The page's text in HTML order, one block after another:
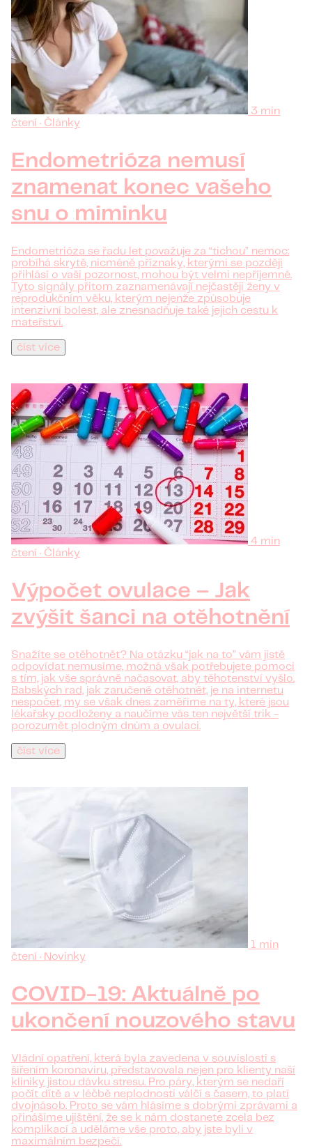
3 min
čtení · Články
Endometrióza nemusí
znamenat konec vašeho
snu o miminku
Endometrióza se řadu let považuje za “tichou” nemoc:
probíhá skrytě, nicméně příznaky, kterými se později
přihlásí o vaši pozornost, mohou být velmi nepříjemné.
Tyto signály přitom zaznamenávají nejčastěji ženy v
reprodukčním věku, kterým nejenže způsobuje
intenzivní bolest, ale znesnadňuje také jejich cestu k
mateřství.
číst více
4 min
čtení · Články
Výpočet ovulace – Jak
zvýšit šanci na otěhotnění
Snažíte se otěhotnět? Na otázku “jak na to” vám jistě
odpovídat nemusíme, možná však potřebujete pomoci
s tím, jak vše správně načasovat, aby těhotenství vyšlo.
Babských rad, jak zaručeně otěhotnět, je na internetu
nespočet, my se však dnes zaměříme na ty, které jsou
lékařsky podloženy a naučíme vás ten největší trik -
porozumět plodným dnům a ovulaci.
číst více
1 min
čtení · Novinky
COVID-19: Aktuálně po
ukončení nouzového stavu
Vládní opatření, která byla zavedena v souvislosti s
šířením koronaviru, představovala nejen pro klienty naší
kliniky jistou dávku stresu. Pro páry, kterým se nedaří
počít dítě a v léčbě neplodnosti válčí s časem, to platí
dvojnásob. Proto se vám hlásíme s dobrými zprávami a
přinášíme ujištění, že se k nám dostanete zcela bez
komplikací a uděláme vše proto, aby jste byli v
maximálním bezpečí.